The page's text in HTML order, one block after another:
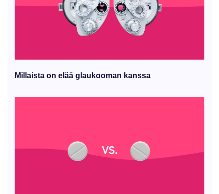
Millaista on elää glaukooman kanssa